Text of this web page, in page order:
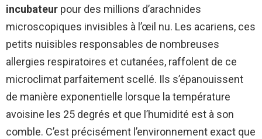
incubateur pour des millions d’arachnides
microscopiques invisibles à l’œil nu. Les acariens, ces
petits nuisibles responsables de nombreuses
allergies respiratoires et cutanées, raffolent de ce
microclimat parfaitement scellé. Ils s’épanouissent
de manière exponentielle lorsque la température
avoisine les 25 degrés et que l’humidité est à son
comble. C’est précisément l’environnement exact que